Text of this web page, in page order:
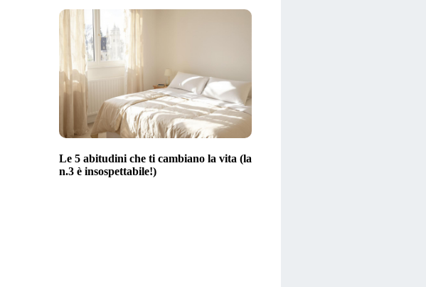
Le 5 abitudini che ti cambiano la vita (la
n.3 è insospettabile!)